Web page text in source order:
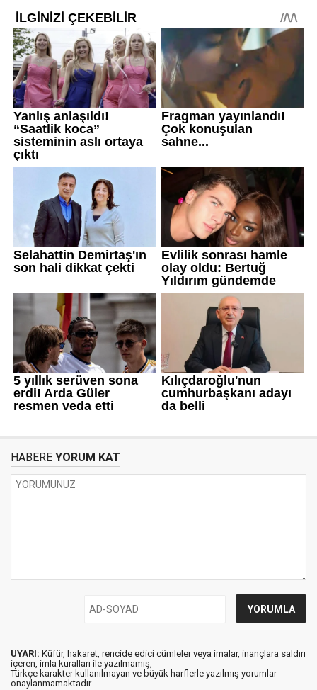
HABERE YORUM KAT
UYARI: Küfür, hakaret, rencide edici cümleler veya imalar, inançlara saldırı
içeren, imla kuralları ile yazılmamış,
Türkçe karakter kullanılmayan ve büyük harflerle yazılmış yorumlar
onaylanmamaktadır.